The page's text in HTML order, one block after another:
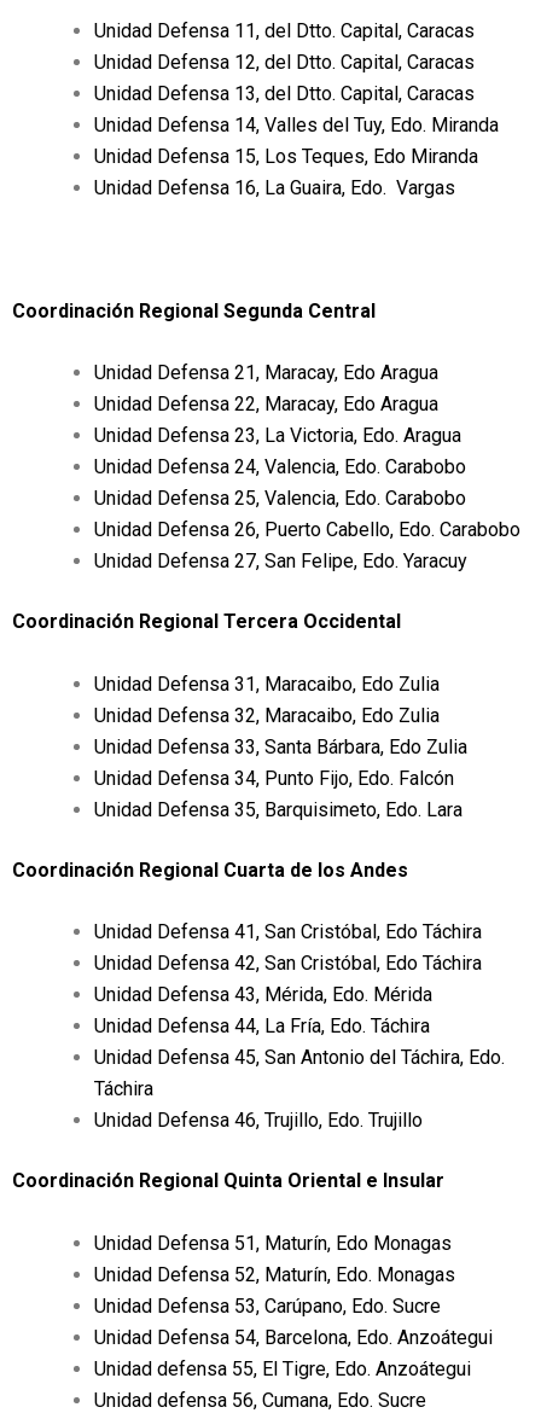
Unidad Defensa 11, del Dtto. Capital, Caracas
Unidad Defensa 12, del Dtto. Capital, Caracas
Unidad Defensa 13, del Dtto. Capital, Caracas
Unidad Defensa 14, Valles del Tuy, Edo. Miranda
Unidad Defensa 15, Los Teques, Edo Miranda
Unidad Defensa 16, La Guaira, Edo. Vargas
Coordinación Regional Segunda Central
Unidad Defensa 21, Maracay, Edo Aragua
Unidad Defensa 22, Maracay, Edo Aragua
Unidad Defensa 23, La Victoria, Edo. Aragua
Unidad Defensa 24, Valencia, Edo. Carabobo
Unidad Defensa 25, Valencia, Edo. Carabobo
Unidad Defensa 26, Puerto Cabello, Edo. Carabobo
Unidad Defensa 27, San Felipe, Edo. Yaracuy
Coordinación Regional Tercera Occidental
Unidad Defensa 31, Maracaibo, Edo Zulia
Unidad Defensa 32, Maracaibo, Edo Zulia
Unidad Defensa 33, Santa Bárbara, Edo Zulia
Unidad Defensa 34, Punto Fijo, Edo. Falcón
Unidad Defensa 35, Barquisimeto, Edo. Lara
Coordinación Regional Cuarta de los Andes
Unidad Defensa 41, San Cristóbal, Edo Táchira
Unidad Defensa 42, San Cristóbal, Edo Táchira
Unidad Defensa 43, Mérida, Edo. Mérida
Unidad Defensa 44, La Fría, Edo. Táchira
Unidad Defensa 45, San Antonio del Táchira, Edo.
Táchira
Unidad Defensa 46, Trujillo, Edo. Trujillo
Coordinación Regional Quinta Oriental e Insular
Unidad Defensa 51, Maturín, Edo Monagas
Unidad Defensa 52, Maturín, Edo. Monagas
Unidad Defensa 53, Carúpano, Edo. Sucre
Unidad Defensa 54, Barcelona, Edo. Anzoátegui
Unidad defensa 55, El Tigre, Edo. Anzoátegui
Unidad defensa 56, Cumana, Edo. Sucre